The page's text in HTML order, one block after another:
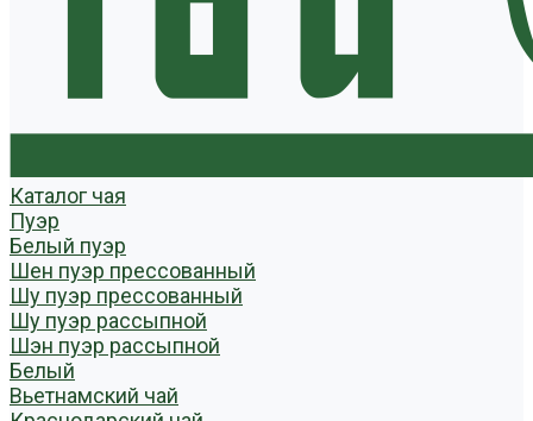
Каталог чая
Пуэр
Белый пуэр
Шен пуэр прессованный
Шу пуэр прессованный
Шу пуэр рассыпной
Шэн пуэр рассыпной
Белый
Вьетнамский чай